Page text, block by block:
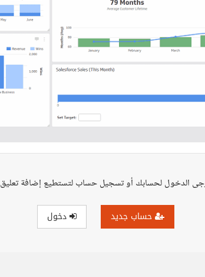
الدخول لحسابك أو تسجيل حساب لتستطيع إضافة تعليق
حساب جديد دخول